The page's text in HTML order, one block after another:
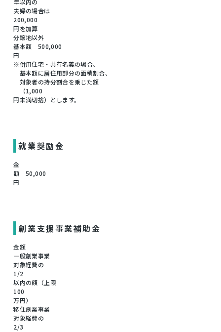
年以内の
夫婦の場合は
200,000
円を加算
分譲地以外
基本額 500,000
円
※併用住宅・共有名義の場合、
基本額に居住用部分の面積割合、
対象者の持分割合を乗じた額
（1,000
円未満切捨）とします。
就業奨励金
金
額 50,000
円
創業支援事業補助金
金額
一般創業事業
対象経費の
1/2
以内の額（上限
100
万円）
移住創業事業
対象経費の
2/3